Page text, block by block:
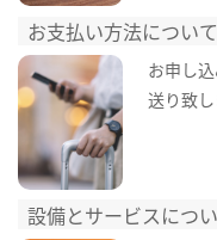
お支払い方法について
お申し
送り致し
設備とサービスにつ